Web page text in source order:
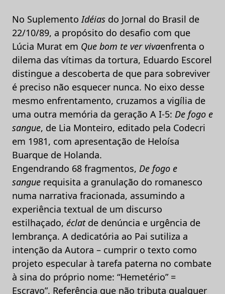
No SuplementoIdéias do Jornal do Brasil de
22/10/89, a propósito do desafio com que
Lúcia Murat em Que bom te ver vivaenfrenta o
dilema das vítimas da tortura, Eduardo Escorel
distingue a descoberta de que para sobreviver
é preciso não esquecer nunca. No eixo desse
mesmo enfrentamento, cruzamos a vigília de
uma outra memória da geração A I-5: De fogo e
sangue, de Lia Monteiro, editado pela Codecri
em 1981, com apresentação de Heloísa
Buarque de Holanda.
Engendrando 68 fragmentos, De fogo e
sangue requisita a granulação do romanesco
numa narrativa fracionada, assumindo a
experiência textual de um discurso
estilhaçado, éclatde denúncia e urgência de
lembrança. A dedicatória ao Pai sutiliza a
intenção da Autora – cumprir o texto como
projeto especular à tarefa paterna no combate
à sina do próprio nome: “Hemetério” =
Escravo”. Referência que não tributa qualquer